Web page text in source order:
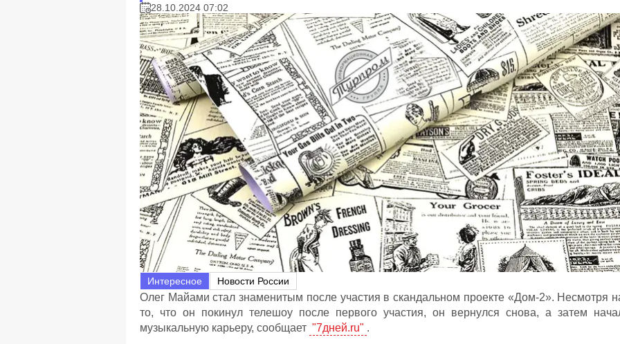
28.10.2024 07:02
Интересное Новости России
Олег Майами стал знаменитым после участия в скандальном проекте «Дом-2». Несмотря
то, что он покинул телешоу после первого участия, он вернулся снова, а затем
музыкальную карьеру, сообщает "7дней.ru" .